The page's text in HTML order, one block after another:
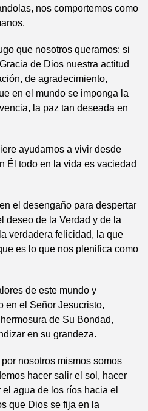
nos comportemos como
que nosotros queramos: si
de Dios nuestra actitud
de agradecimiento,
en el mundo se imponga la
la paz tan deseada en
ayudarnos a vivir desde
Él todo en la vida es vaciedad
el desengaño para despertar
deseo de la Verdad y de la
verdadera felicidad, la que
es lo que nos plenifica como
de este mundo y
en el Señor Jesucristo,
de Su Bondad,
en su grandeza.
nosotros mismos somos
hacer salir el sol, hacer
agua de los ríos hacia el
que Dios se fija en la